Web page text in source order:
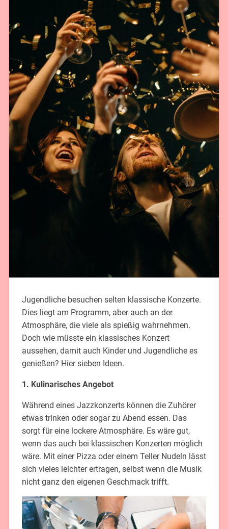
Jugendliche besuchen selten klassische Konzerte.
Dies liegt am Programm, aber auch an der
Atmosphäre, die viele als spießig wahrnehmen.
Doch wie müsste ein klassisches Konzert
aussehen, damit auch Kinder und Jugendliche es
genießen? Hier sieben Ideen.
1. Kulinarisches Angebot
Während eines Jazzkonzerts können die Zuhörer
etwas trinken oder sogar zu Abend essen. Das
sorgt für eine lockere Atmosphäre. Es wäre gut,
wenn das auch bei klassischen Konzerten möglich
wäre. Mit einer Pizza oder einem Teller Nudeln lässt
sich vieles leichter ertragen, selbst wenn die Musik
nicht ganz den eigenen Geschmack trifft.